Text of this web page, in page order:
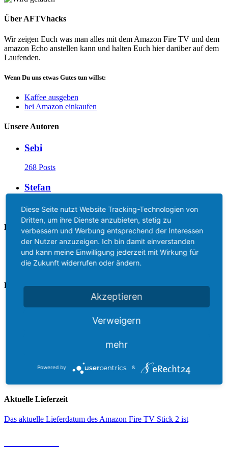
Über AFTVhacks
Wir zeigen Euch was man alles mit dem Amazon Fire TV und dem
amazon Echo anstellen kann und halten Euch hier darüber auf dem
Laufenden.
Wenn Du uns etwas Gutes tun willst:
Kaffee ausgeben
bei Amazon einkaufen
Unsere Autoren
Sebi
268 Posts
Stefan
212 Posts
Rechtliches
Kontakt
Impressum
Datenschutz
Letzte Beiträge
Die besten Technik Deals am Black Friday
Die Fire TV Deals in der Black Friday Woche 2021 auf
Fire TV Cube und Fire TV Stick reduziert – Das sind die
Prime Day 2021 – die besten Technik Deals
Kodi 19.0 RC1 erschienen: Was gibt es neues für Fire TV,
Aktuelle Lieferzeit
Das aktuelle Lieferdatum des Amazon Fire TV Stick 2 ist
Diese Seite nutzt Website Tracking-Technologien von
Dritten, um ihre Dienste anzubieten, stetig zu
verbessern und Werbung entsprechend der Interessen
der Nutzer anzuzeigen. Ich bin damit einverstanden
und kann meine Einwilligung jederzeit mit Wirkung für
die Zukunft widerrufen oder ändern.
Akzeptieren
Verweigern
mehr
Powered by &